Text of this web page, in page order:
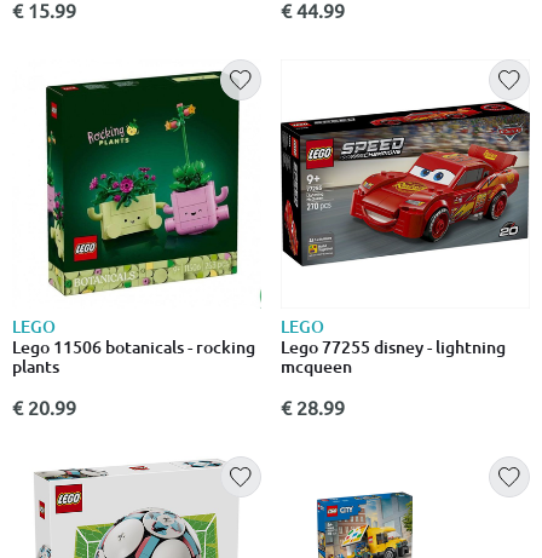
€ 15.99 € 44.99
LEGO
Lego 11506 botanicals - rocking
plants
€ 20.99
LEGO
Lego 77255 disney - lightning
mcqueen
€ 28.99